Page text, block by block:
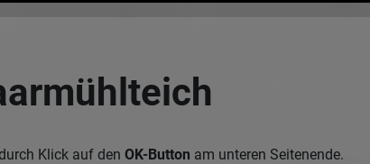
Klick auf den OK-Button am unteren Seitenende.